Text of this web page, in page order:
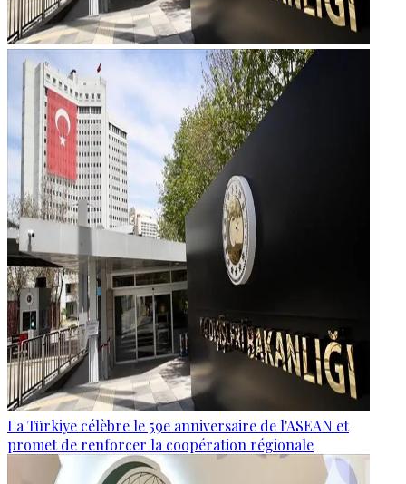
La Türkiye célèbre le 59e anniversaire de l'ASEAN et
promet de renforcer la coopération régionale